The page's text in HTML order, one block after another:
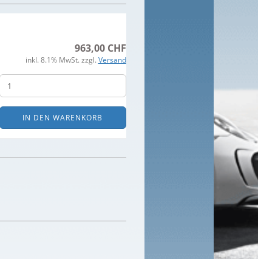
963,00 CHF
inkl. 8.1% MwSt. zzgl. Versand
IN DEN WARENKORB